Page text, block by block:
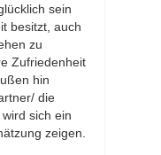
sein
besitzt, auch
zu
Zufriedenheit
hin
die
sich ein
zeigen.